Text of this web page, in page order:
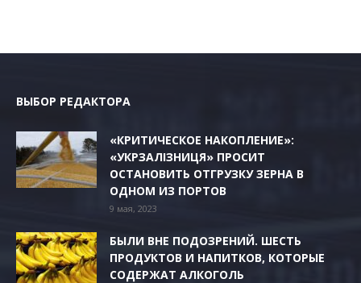
ВЫБОР РЕДАКТОРА
«КРИТИЧЕСКОЕ НАКОПЛЕНИЕ»:
«УКРЗАЛІЗНИЦЯ» ПРОСИТ
ОСТАНОВИТЬ ОТГРУЗКУ ЗЕРНА В
ОДНОМ ИЗ ПОРТОВ
9 мая, 2023
БЫЛИ ВНЕ ПОДОЗРЕНИЙ. ШЕСТЬ
ПРОДУКТОВ И НАПИТКОВ, КОТОРЫЕ
СОДЕРЖАТ АЛКОГОЛЬ